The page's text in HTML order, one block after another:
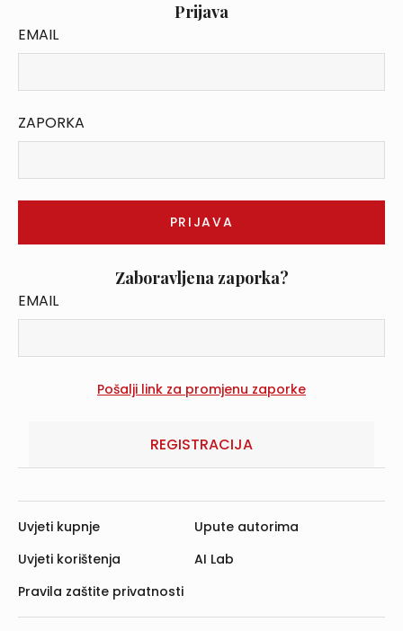
Prijava
EMAIL
ZAPORKA
Zaboravljena zaporka?
EMAIL
REGISTRACIJA
Uvjeti kupnje
Uvjeti korištenja
Pravila zaštite privatnosti
Upute autorima
AI Lab